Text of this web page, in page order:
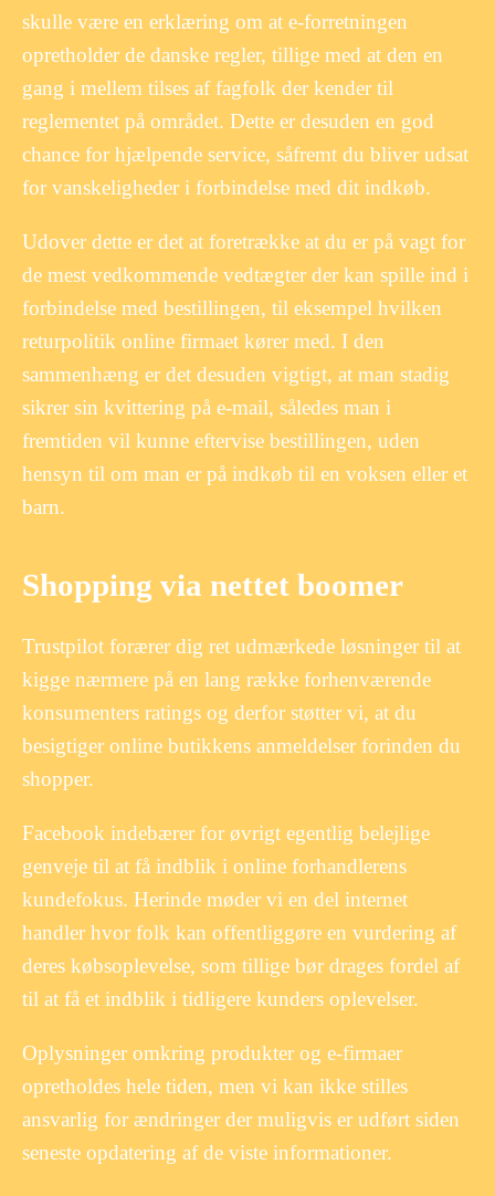
skulle være en erklæring om at e-forretningen
opretholder de danske regler, tillige med at den en
gang i mellem tilses af fagfolk der kender til
reglementet på området. Dette er desuden en god
chance for hjælpende service, såfremt du bliver udsat
for vanskeligheder i forbindelse med dit indkøb.
Udover dette er det at foretrække at du er på vagt for
de mest vedkommende vedtægter der kan spille ind i
forbindelse med bestillingen, til eksempel hvilken
returpolitik online firmaet kører med. I den
sammenhæng er det desuden vigtigt, at man stadig
sikrer sin kvittering på e-mail, således man i
fremtiden vil kunne eftervise bestillingen, uden
hensyn til om man er på indkøb til en voksen eller et
barn.
Shopping via nettet boomer
Trustpilot forærer dig ret udmærkede løsninger til at
kigge nærmere på en lang række forhenværende
konsumenters ratings og derfor støtter vi, at du
besigtiger online butikkens anmeldelser forinden du
shopper.
Facebook indebærer for øvrigt egentlig belejlige
genveje til at få indblik i online forhandlerens
kundefokus. Herinde møder vi en del internet
handler hvor folk kan offentliggøre en vurdering af
deres købsoplevelse, som tillige bør drages fordel af
til at få et indblik i tidligere kunders oplevelser.
Oplysninger omkring produkter og e-firmaer
opretholdes hele tiden, men vi kan ikke stilles
ansvarlig for ændringer der muligvis er udført siden
seneste opdatering af de viste informationer.